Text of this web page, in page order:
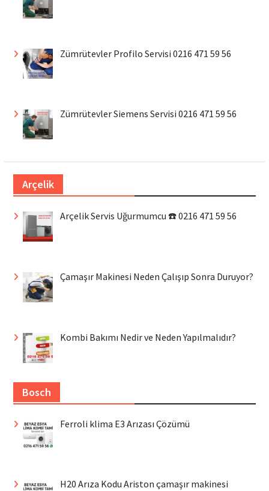
Zümrütevler Profilo Servisi 0216 471 59 56
Zümrütevler Siemens Servisi 0216 471 59 56
Arçelik
Arçelik Servis Uğurmumcu ☎️ 0216 471 59 56
Çamaşır Makinesi Neden Çalışıp Sonra Duruyor?
Kombi Bakımı Nedir ve Neden Yapılmalıdır?
Bosch
Ferroli klima E3 Arızası Çözümü
H20 Arıza Kodu Ariston çamaşır makinesi